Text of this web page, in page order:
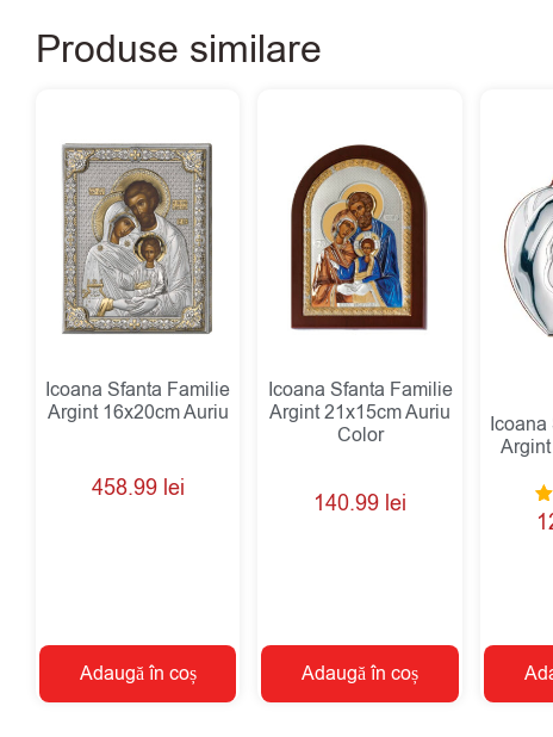
Produse similare
Icoana Sfanta Familie
Argint 16x20cm Auriu
458.99 lei
Adaugă în coș
Icoana Sfanta Familie
Argint 21x15cm Auriu
Color
140.99 lei
Adaugă în coș